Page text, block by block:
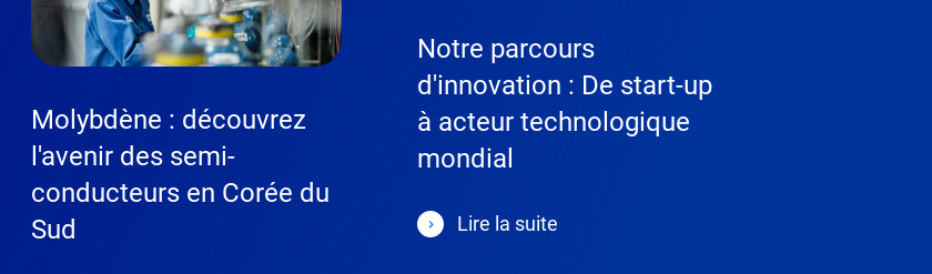
Molybdène : découvrez
l'avenir des semi-
conducteurs en Corée du
Sud
Notre parcours
d'innovation : De start-up
à acteur technologique
mondial
Lire la suite